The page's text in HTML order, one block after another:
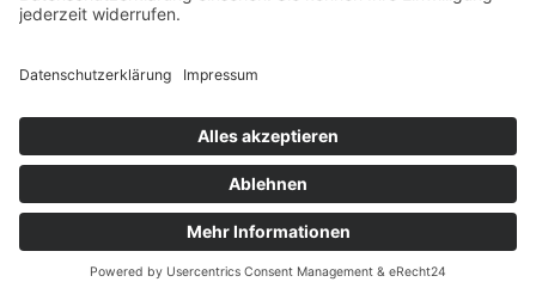
Aktuelles
Datenschutz
Impressum
info@amld-ev.de